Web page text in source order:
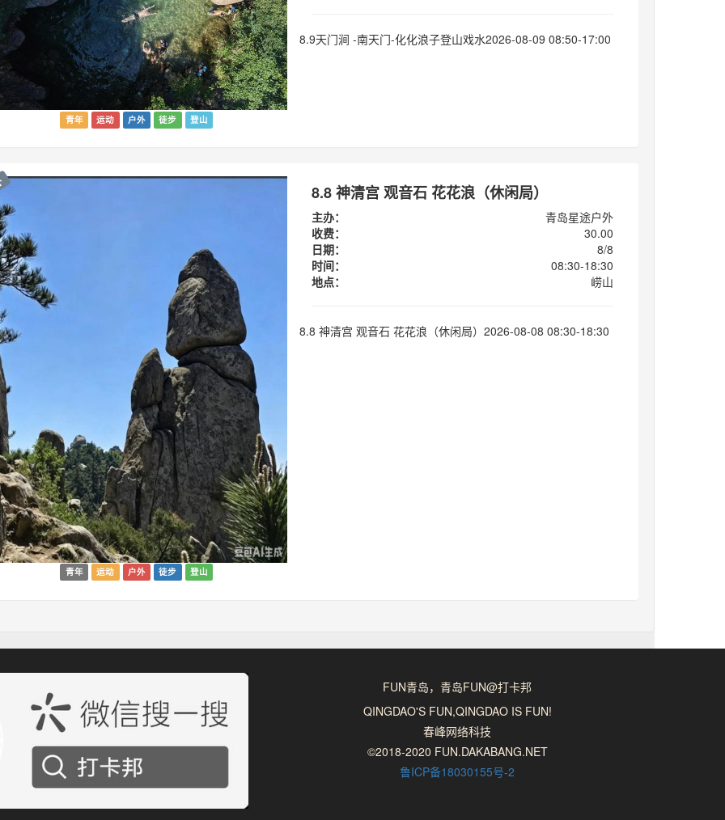
青年 运动 户外 徒步 登山
8.9天门涧 -南天门-化化浪子登山戏水2026-08-09 08:50-17:00
青年 运动 户外 徒步 登山
8.8 神清宫 观音石 花花浪（休闲局）
主办：
青岛星途户外
收费：
30.00
日期：
8/8
时间：
08:30-18:30
地点：
崂山
8.8 神清宫 观音石 花花浪（休闲局）2026-08-08 08:30-18:30
FUN青岛，青岛FUN@打卡邦
QINGDAO'S FUN,QINGDAO IS FUN!
春峰网络科技
©2018-2020 FUN.DAKABANG.NET
鲁ICP备18030155号-2